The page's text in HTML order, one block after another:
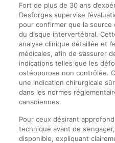
Fort de plus de 30 ans
Desforges supervise
pour confirmer que la
du disque intervertébral.
analyse clinique détaillée et
médicales, afin de s’assurer
indications telles que les
ostéoporose non contrôlée.
une indication chirurgicale
dans les normes
canadiennes.
Pour ceux désirant
technique avant de
disponible, expliquant